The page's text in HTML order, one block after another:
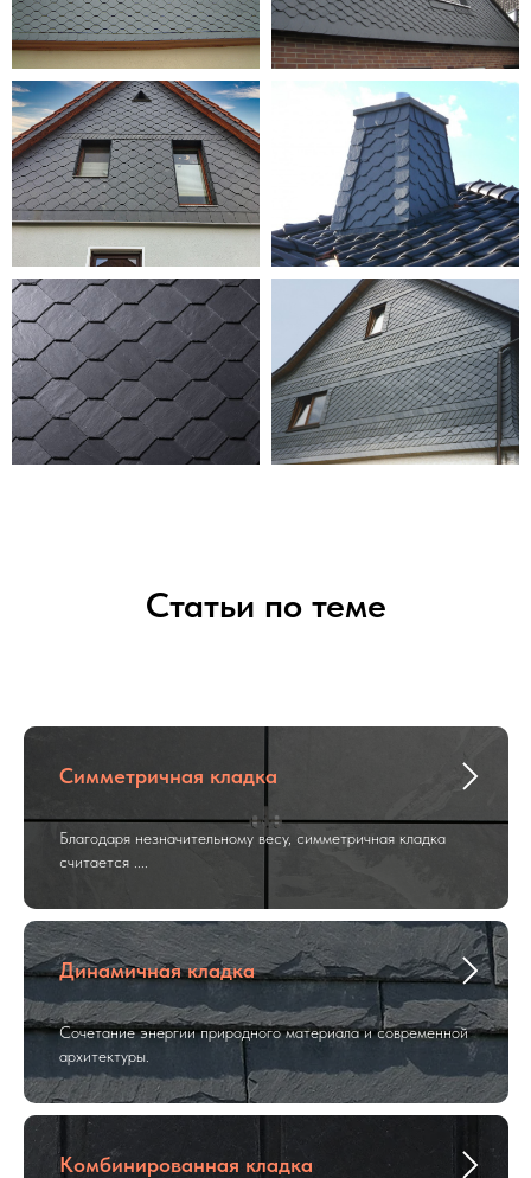
Статьи по теме
Симметричная кладка
Благодаря незначительному весу, симметричная кладка
считается ....
Динамичная кладка
Сочетание энергии природного материала и современной
архитектуры.
Комбинированная кладка